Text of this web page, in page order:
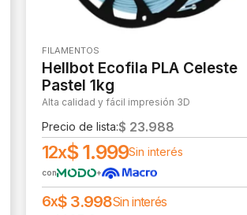
FILAMENTOS
Hellbot Ecofila PLA Celeste
Pastel 1kg
Alta calidad y fácil impresión 3D
Precio de lista:$ 23.988
12x$1.999Sin interés
con +
6x$ 3.998Sin interés